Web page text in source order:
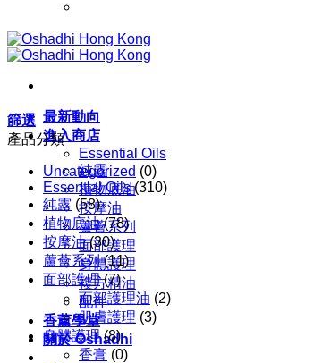
最新動向
進入商店
Essential Oils
純露
植物底油
按摩油
蘆薈系列
面部護理
身體護理
複方精油
配件
香薰學堂
關於 Oshadhi
篩選
產品分類
Uncategorized (0)
Essential Oils (310)
純露 (58)
植物底油 (78)
按摩油 (30)
蘆薈系列 (11)
面部護理 (7)
面部護理油 (2)
肌膚護理 (3)
身體護理 (8)
香膏 (0)